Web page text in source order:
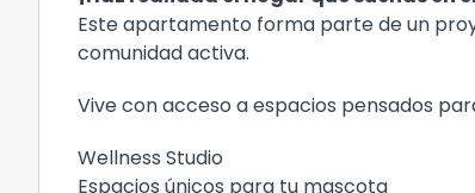
Este apartamento forma parte de un
comunidad activa.
Vive con acceso a espacios pensados
Wellness Studio
Espacios únicos para tu mascota